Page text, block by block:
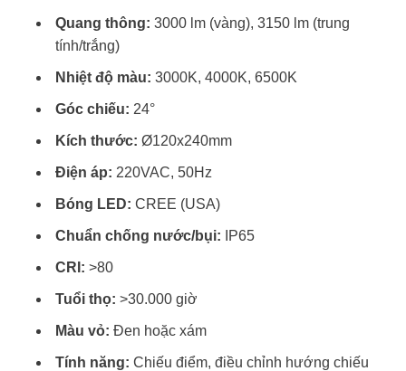
Quang thông: 3000 lm (vàng), 3150 lm (trung
tính/trắng)
Nhiệt độ màu: 3000K, 4000K, 6500K
Góc chiếu: 24°
Kích thước: Ø120x240mm
Điện áp: 220VAC, 50Hz
Bóng LED: CREE (USA)
Chuẩn chống nước/bụi: IP65
CRI: >80
Tuổi thọ: >30.000 giờ
Màu vỏ: Đen hoặc xám
Tính năng: Chiếu điểm, điều chỉnh hướng chiếu